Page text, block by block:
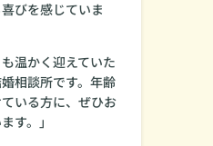
びを感じていま
温かく迎えていた
相談所です。年齢
いる方に、ぜひお
す。」